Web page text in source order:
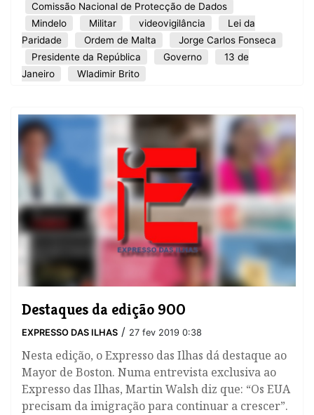
Comissão Nacional de Protecção de Dados
Mindelo
Militar videovigilância
Lei da
Paridade
Ordem de Malta
Jorge Carlos Fonseca
Presidente da República
Governo
13 de
Janeiro
Wladimir Brito
Destaques da edição 900
EXPRESSO DAS ILHAS / 27 fev 2019 0:38
Nesta edição, o Expresso das Ilhas dá destaque ao
Mayor de Boston. Numa entrevista exclusiva ao
Expresso das Ilhas, Martin Walsh diz que: “Os EUA
precisam da imigração para continuar a crescer”.